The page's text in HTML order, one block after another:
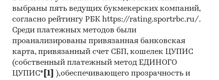
выбраны пять ведущих букмекерских компаний,
согласно рейтингу РБК https://rating.sportrbc.ru/.
Среди платежных методов были
проанализированы привязанная банковская
карта, привязанный счет СБП, кошелек ЦУПИС
(собственный платежный метод ЕДИНОГО
ЦУПИС* [1]
),обеспечивающего прозрачность и